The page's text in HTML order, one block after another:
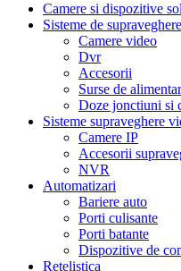
Camere si dispozitive
Sisteme de
Camere video
Dvr
Accesorii
Surse de
Doze jonctiuni si
Sisteme supraveghere
Camere IP
Accesorii
NVR
Automatizari
Bariere auto
Porti culisante
Porti batante
Dispozitive de
Retelistica